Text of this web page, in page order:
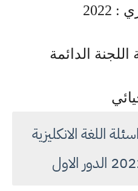
اللجنة الدائمة
اللغة الانكليزية